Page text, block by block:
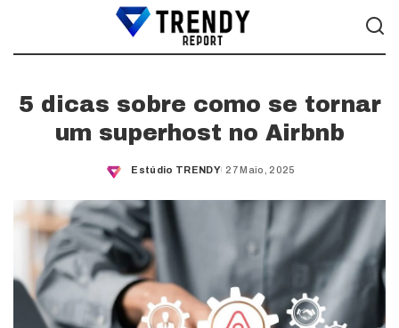
5 dicas sobre como se tornar
um superhost no Airbnb
Posted
Estúdio TRENDY 27 Maio, 2025